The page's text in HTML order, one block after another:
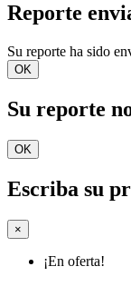
Reporte
Su reporte ha sido
OK
Su reporte
OK
Escriba su
×
¡En oferta!